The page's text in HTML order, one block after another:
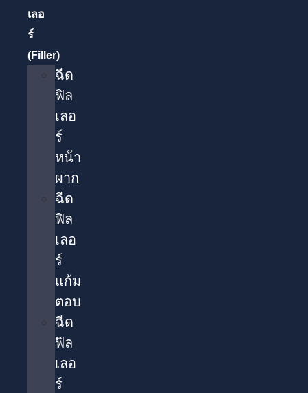
เลอ
ร์
(Filler)
ฉีด
ฟิล
เลอ
ร์
หน้า
ผาก
ฉีด
ฟิล
เลอ
ร์
แก้ม
ตอบ
ฉีด
ฟิล
เลอ
ร์